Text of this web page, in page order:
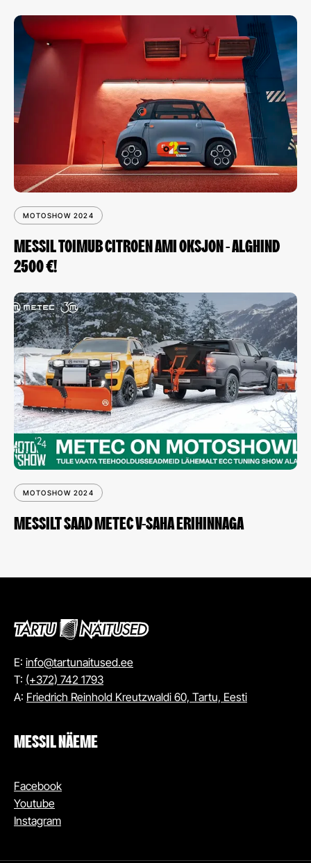
MOTOSHOW 2024
MESSIL TOIMUB CITROEN AMI OKSJON - ALGHIND
2500 €!
MOTOSHOW 2024
MESSILT SAAD METEC V-SAHA ERIHINNAGA
E: info@tartunaitused.ee
T: (+372) 742 1793
A: Friedrich Reinhold Kreutzwaldi 60, Tartu, Eesti
MESSIL NÄEME
Facebook
Youtube
Instagram